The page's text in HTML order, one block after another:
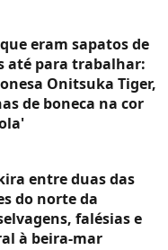
eram sapatos de
até para trabalhar:
Onitsuka Tiger,
de boneca na cor
entre duas das
do norte da
falésias e
à beira-mar